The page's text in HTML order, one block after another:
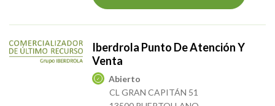
Iberdrola Punto De Atención Y
Venta
Abierto
CL GRAN CAPITÁN 51